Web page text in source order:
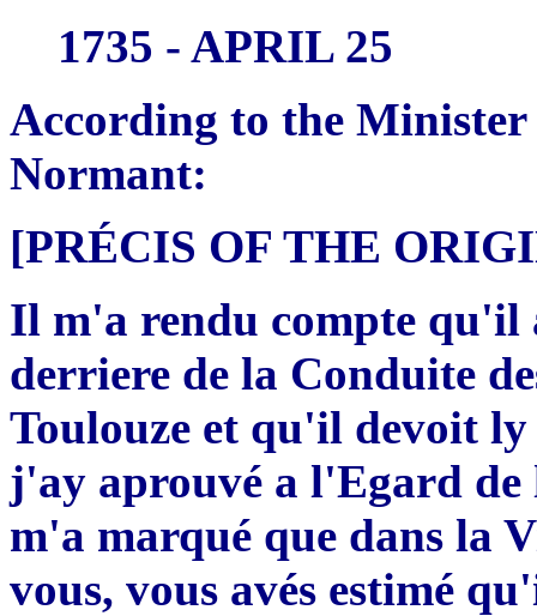
1735 - APRIL 25
According to the
Normant:
[PRÉCIS OF THE
Il m'a rendu compte qu'il
derriere de la Conduite
Toulouze et qu'il devoit
j'ay aprouvé a l'Egard
m'a marqué que dans la
vous, vous avés estimé